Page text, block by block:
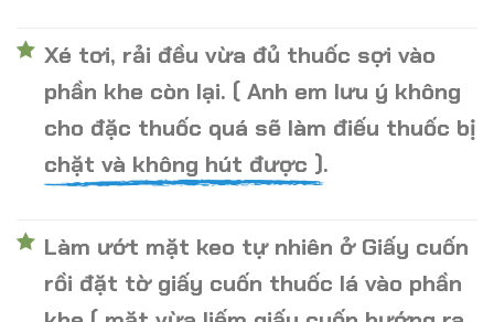
Xé tơi, rải đều vừa đủ thuốc sợi vào
phần khe còn lại. ( Anh em lưu ý không
cho đặc thuốc quá sẽ làm điếu thuốc bị
chặt và không hút được ).
Làm ướt mặt keo tự nhiên ở Giấy cuốn
rồi đặt tờ giấy cuốn thuốc lá vào phần